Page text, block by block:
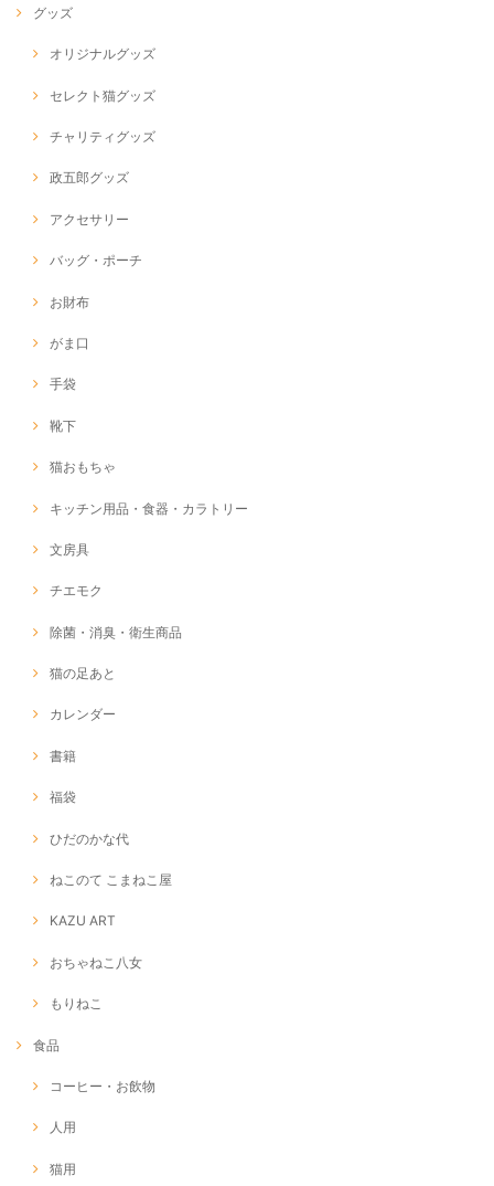
グッズ
オリジナルグッズ
セレクト猫グッズ
チャリティグッズ
政五郎グッズ
アクセサリー
バッグ・ポーチ
お財布
がま口
手袋
靴下
猫おもちゃ
キッチン用品・食器・カラトリー
文房具
チエモク
除菌・消臭・衛生商品
猫の足あと
カレンダー
書籍
福袋
ひだのかな代
ねこのて こまねこ屋
KAZU ART
おちゃねこ八女
もりねこ
食品
コーヒー・お飲物
人用
猫用